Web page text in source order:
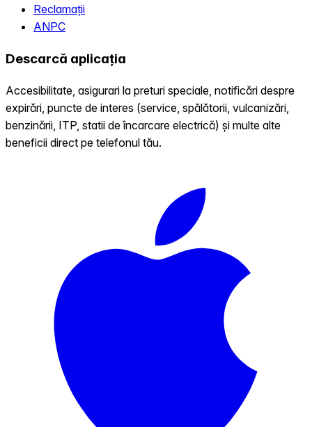
Reclamații
ANPC
Descarcă aplicația
Accesibilitate, asigurari la preturi speciale, notificări despre
expirări, puncte de interes (service, spălătorii, vulcanizări,
benzinării, ITP, statii de încarcare electrică) și multe alte
beneficii direct pe telefonul tău.